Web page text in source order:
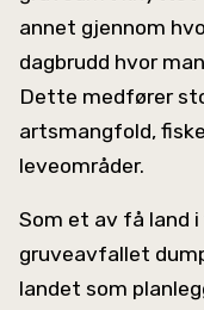
annet gjennom
dagbrudd hvor
Dette medfører
artsmangfold,
leveområder.
Som et av få land
gruveavfallet
landet som